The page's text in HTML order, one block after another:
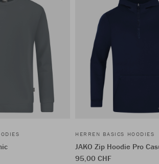
HERREN BASICS HOODIES
JAKO Zip Hoodie Pro
95,00 CHF